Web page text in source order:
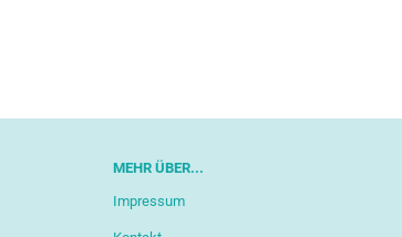
MEHR ÜBER...
Impressum